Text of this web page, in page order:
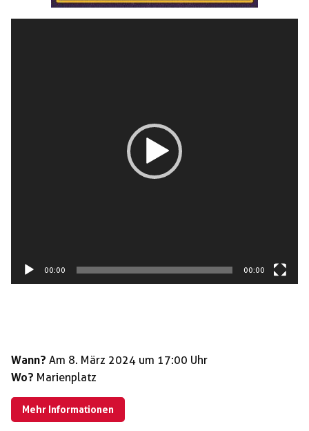
00:00 00:00
Wann? Am 8. März 2024 um 17:00 Uhr
Wo? Marienplatz
Mehr Informationen